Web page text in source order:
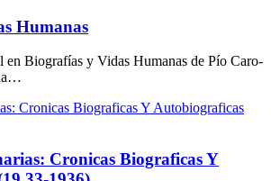
Humanas
en Biografías y Vidas Humanas de Pío Caro-
Cronicas Biograficas Y